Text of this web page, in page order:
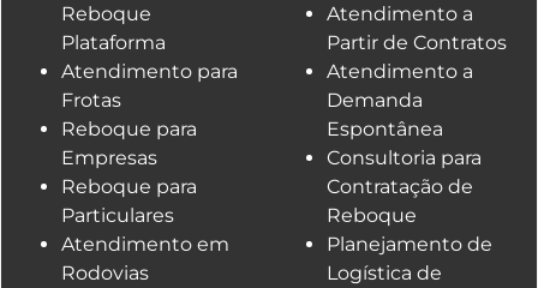
Reboque
Plataforma
Atendimento para
Frotas
Reboque para
Empresas
Reboque para
Particulares
Atendimento em
Rodovias
Atendimento a
Partir de Contratos
Atendimento a
Demanda
Espontânea
Consultoria para
Contratação de
Reboque
Planejamento de
Logística de